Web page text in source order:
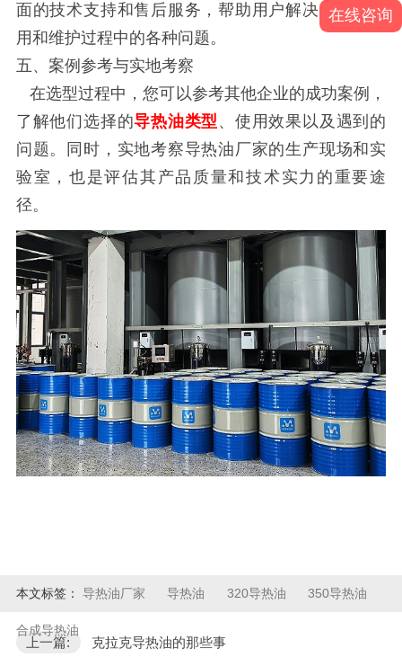
面的技术支持和售后服务，帮助用户解决选型、使
用和维护过程中的各种问题。
五、案例参考与实地考察
在选型过程中，您可以参考其他企业的成功案例，
了解他们选择的导热油类型 、使用效果以及遇到的
问题。同时，实地考察导热油厂家的生产现场和实
验室，也是评估其产品质量和技术实力的重要途
径。
本文标签： 导热油厂家 导热油 320导热油 350导热油
合成导热油
上一篇: 克拉克导热油的那些事
在线咨询